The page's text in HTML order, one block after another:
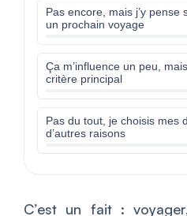
Pas encore, mais j’y pense
un prochain voyage
Ça m’influence un peu,
critère principal
Pas du tout, je choisis mes
d’autres raisons
C’est un fait :